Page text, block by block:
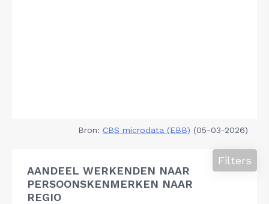
Bron: CBS microdata (EBB) (05-03-2026)
AANDEEL WERKENDEN NAAR
PERSOONSKENMERKEN NAAR
REGIO
Filters